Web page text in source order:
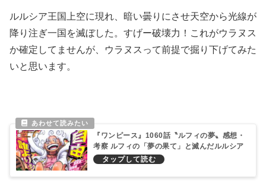
ルルシア王国上空に現れ、暗い曇りにさせ天空から光線が
降り注ぎ一国を滅ぼした。すげー破壊力！これがウラヌス
か確定してませんが、ウラヌスって前提で掘り下げてみた
いと思います。
『ワンピース』1060話〝ルフィの夢〟感想・
考察 ルフィの「夢の果て」と滅んだルルシア
王国